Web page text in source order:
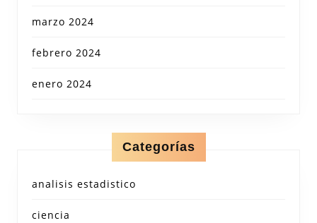
marzo 2024
febrero 2024
enero 2024
Categorías
analisis estadistico
ciencia